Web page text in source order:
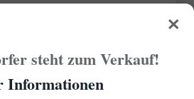
×
steht zum Verkauf!
Informationen